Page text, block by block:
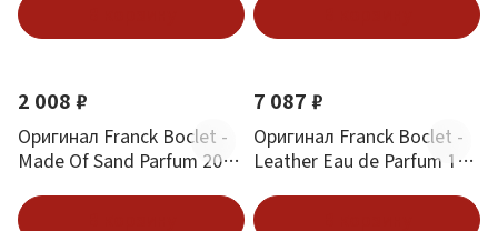
2 008 ₽
Оригинал Franck Boclet -
Made Of Sand Parfum 20
7 087 ₽
Оригинал Franck Boclet -
Leather Eau de Parfum 100